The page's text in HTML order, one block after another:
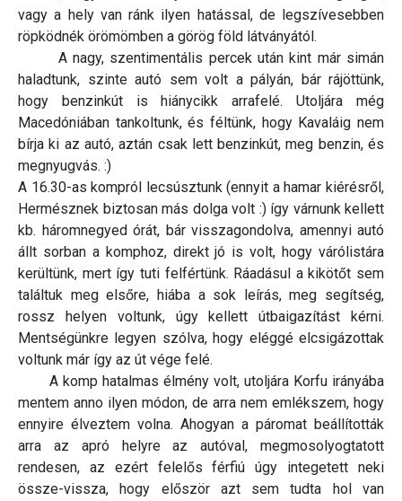
vagy a hely van ránk ilyen hatással, de legszívesebben
röpködnék örömömben a görög föld látványától.
A nagy, szentimentális percek után kint már simán
haladtunk, szinte autó sem volt a pályán, bár rájöttünk,
hogy benzinkút is hiánycikk arrafelé. Utoljára még
Macedóniában tankoltunk, és féltünk, hogy Kavaláig nem
bírja ki az autó, aztán csak lett benzinkút, meg benzin, és
megnyugvás. :)
A 16.30-as kompról lecsúsztunk (ennyit a hamar kiérésről,
Hermésznek biztosan más dolga volt :) így várnunk kellett
kb. háromnegyed órát, bár visszagondolva, amennyi autó
állt sorban a komphoz, direkt jó is volt, hogy várólistára
kerültünk, mert így tuti felfértünk. Ráadásul a kikötőt sem
találtuk meg elsőre, hiába a sok leírás, meg segítség,
rossz helyen voltunk, úgy kellett útbaigazítást kérni.
Mentségünkre legyen szólva, hogy eléggé elcsigázottak
voltunk már így az út vége felé.
A komp hatalmas élmény volt, utoljára Korfu irányába
mentem anno ilyen módon, de arra nem emlékszem, hogy
ennyire élveztem volna. Ahogyan a páromat beállították
arra az apró helyre az autóval, megmosolyogtatott
rendesen, az ezért felelős férfiú úgy integetett neki
össze-vissza, hogy először azt sem tudta hol van